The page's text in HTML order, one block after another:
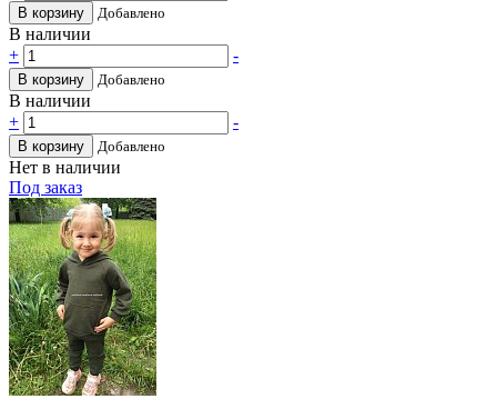
В корзину Добавлено
В наличии
+
-
В корзину Добавлено
В наличии
+
-
В корзину Добавлено
Нет в наличии
Под заказ